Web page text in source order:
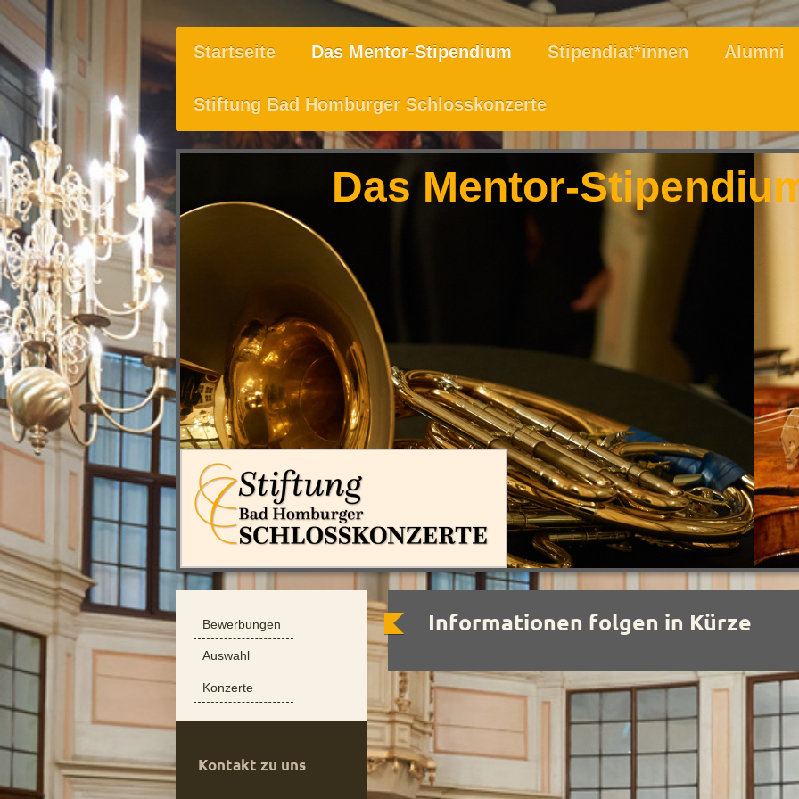
Startseite Das Mentor-Stipendium Stipendiat*innen Alumni
Stiftung Bad Homburger Schlosskonzerte
Das Mentor-
Informationen folgen in Kürze
Bewerbungen
Auswahl
Konzerte
Kontakt zu uns